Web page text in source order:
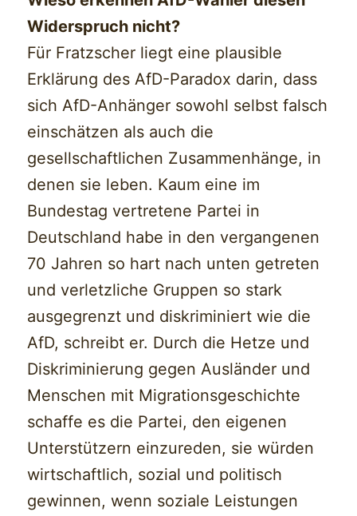
Widerspruch nicht?
Für Fratzscher liegt eine plausible
Erklärung des AfD-Paradox darin, dass
sich AfD-Anhänger sowohl selbst falsch
einschätzen als auch die
gesellschaftlichen Zusammenhänge, in
denen sie leben. Kaum eine im
Bundestag vertretene Partei in
Deutschland habe in den vergangenen
70 Jahren so hart nach unten getreten
und verletzliche Gruppen so stark
ausgegrenzt und diskriminiert wie die
AfD, schreibt er. Durch die Hetze und
Diskriminierung gegen Ausländer und
Menschen mit Migrationsgeschichte
schaffe es die Partei, den eigenen
Unterstützern einzureden, sie würden
wirtschaftlich, sozial und politisch
gewinnen, wenn soziale Leistungen